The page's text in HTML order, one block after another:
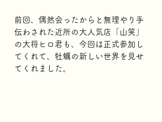
前回、偶然会ったからと無理やり手
伝わされた近所の大人気店「山笑」
の大将ヒロ君も、今回は正式参加し
てくれて、牡蠣の新しい世界を見せ
てくれました。